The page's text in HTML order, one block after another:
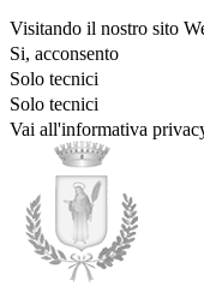
Visitando il nostro sito
Si, acconsento
Solo tecnici
Solo tecnici
Vai all'informativa